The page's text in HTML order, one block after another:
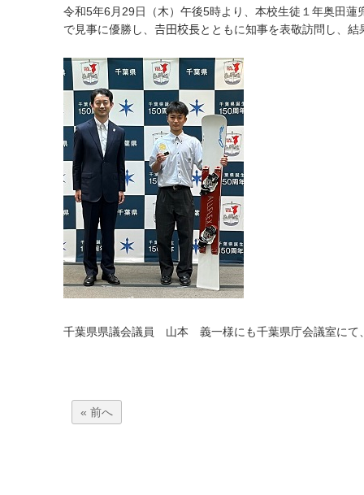
令和5年6月29日（木）午後5時より、本校生徒１年奥田
で見事に優勝し、𠮷田校長とともに知事を表敬訪問し、結
千葉県県議会議員 山本 義一様にも千葉県庁会議室にて
« 前へ